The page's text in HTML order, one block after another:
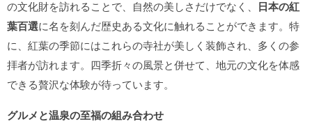
の文化財を訪れることで、自然の美しさだけでなく、 日本の紅
葉百選に名を刻んだ歴史ある文化に触れることができます。特
に、紅葉の季節にはこれらの寺社が美しく装飾され、多くの参
拝者が訪れます。四季折々の風景と併せて、地元の文化を体感
できる贅沢な体験が待っています。
グルメと温泉の至福の組み合わせ